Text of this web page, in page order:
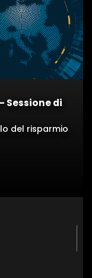
Sessione di
del risparmio